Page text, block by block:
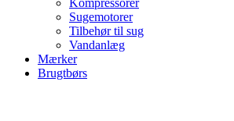
Kompressorer
Sugemotorer
Tilbehør til sug
Vandanlæg
Mærker
Brugtbørs